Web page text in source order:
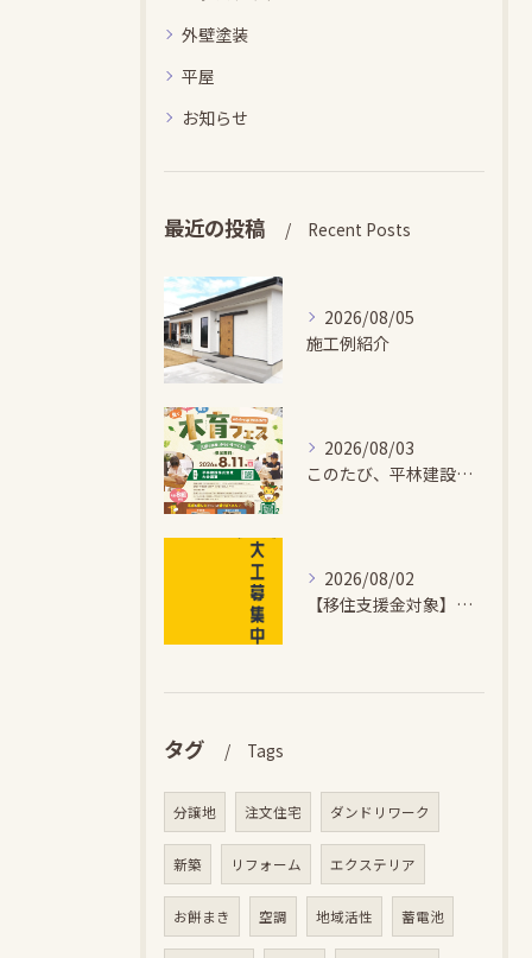
外壁塗装
平屋
お知らせ
最近の投稿 Recent Posts
2026/08/05
施工例紹介
2026/08/03
このたび、平林建設では、お子さまが木とふれあい・木について学...
2026/08/02
【移住支援金対象】【未経験歓迎】大多喜町で「見えないところも...
タグ Tags
分譲地 注文住宅 ダンドリワーク
新築 リフォーム エクステリア
お餅まき 空調 地域活性 蓄電池